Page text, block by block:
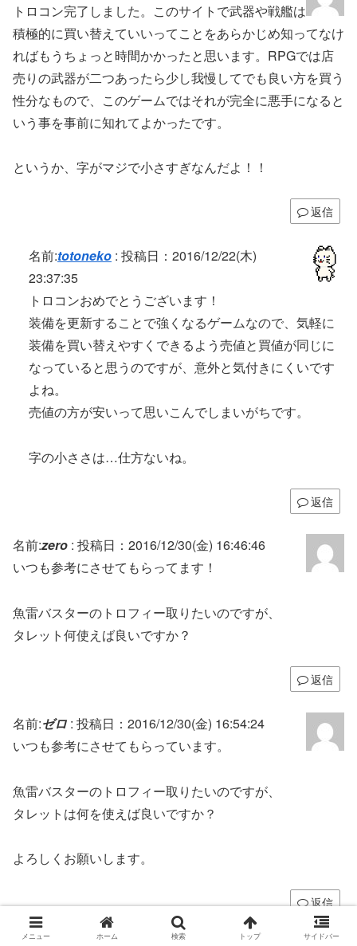
トロコン完了しました。このサイトで武器や戦艦は
積極的に買い替えていいってことをあらかじめ知ってなけ
ればもうちょっと時間かかったと思います。RPGでは店
売りの武器が二つあったら少し我慢してでも良い方を買う
性分なもので、このゲームではそれが完全に悪手になると
いう事を事前に知れてよかったです。
というか、字がマジで小さすぎなんだよ！！
返信
名前:totoneko : 投稿日：2016/12/22(木)
23:37:35
トロコンおめでとうございます！
装備を更新することで強くなるゲームなので、気軽に
装備を買い替えやすくできるよう売値と買値が同じに
なっていると思うのですが、意外と気付きにくいです
よね。
売値の方が安いって思いこんでしまいがちです。
字の小ささは…仕方ないね。
返信
名前:zero : 投稿日：2016/12/30(金) 16:46:46
いつも参考にさせてもらってます！
魚雷バスターのトロフィー取りたいのですが、
タレット何使えば良いですか？
返信
名前:ゼロ : 投稿日：2016/12/30(金) 16:54:24
いつも参考にさせてもらっています。
魚雷バスターのトロフィー取りたいのですが、
タレットは何を使えば良いですか？
よろしくお願いします。
返信
メニュー ホーム 検索 トップ サイドバー